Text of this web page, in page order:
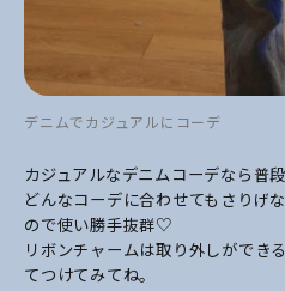
デニムでカジュアルにコーデ
カジュアルなデニムコーデなら普
どんなコーデに合わせてもさりげ
ので使い勝手抜群♡
リボンチャームは取り外しができ
てつけてみてね。